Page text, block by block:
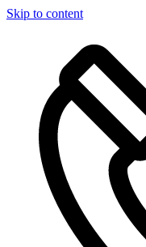
Skip to content